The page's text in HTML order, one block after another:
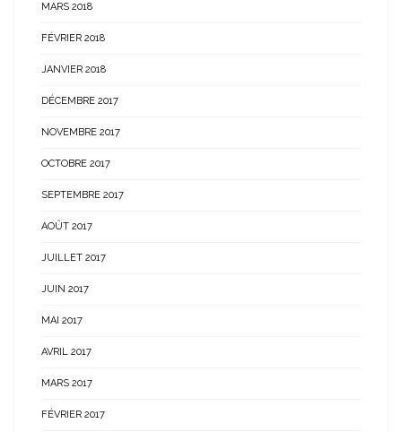
MARS 2018
FÉVRIER 2018
JANVIER 2018
DÉCEMBRE 2017
NOVEMBRE 2017
OCTOBRE 2017
SEPTEMBRE 2017
AOÛT 2017
JUILLET 2017
JUIN 2017
MAI 2017
AVRIL 2017
MARS 2017
FÉVRIER 2017